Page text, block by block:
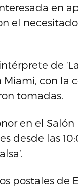
en
el
de
Miami, con la
tomadas.
en el
desde las
postales de